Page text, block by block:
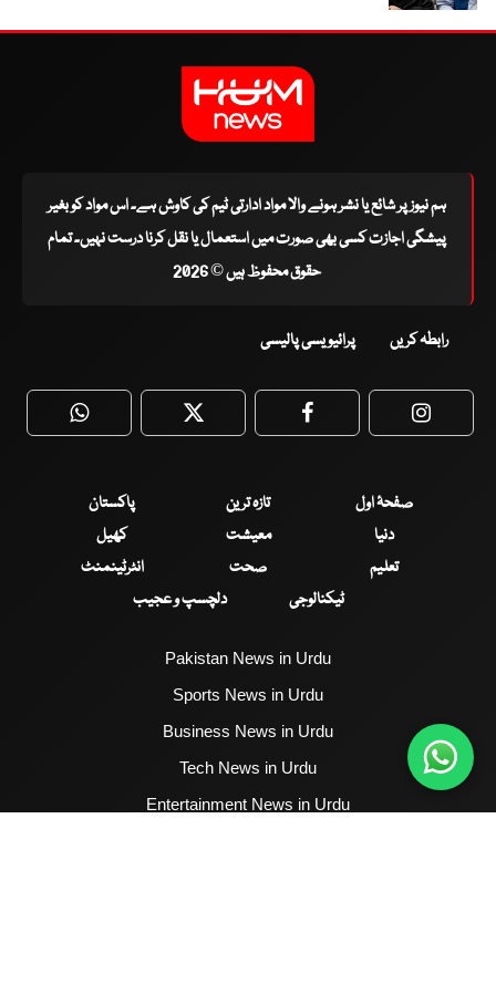
ہم نیوز پر شائع یا نشر ہونے والا مواد ادارتی ٹیم کی کاوش ہے۔ اس مواد کو بغیر
پیشگی اجازت کسی بھی صورت میں استعمال یا نقل کرنا درست نہیں۔ تمام
حقوق محفوظ ہیں © 2026
رابطہ کریں پرائیویسی پالیسی
WhatsApp Twitter Facebook
صفحۂ اول تازہ ترین
پاکستان
دنیا
معیشت
کھیل
تعلیم
صحت
انٹرٹینمنٹ
ٹیکنالوجی
دلچسپ و عجیب
Pakistan News in Urdu
Sports News in Urdu
Business News in Urdu
Tech News in Urdu
Entertainment News in Urdu